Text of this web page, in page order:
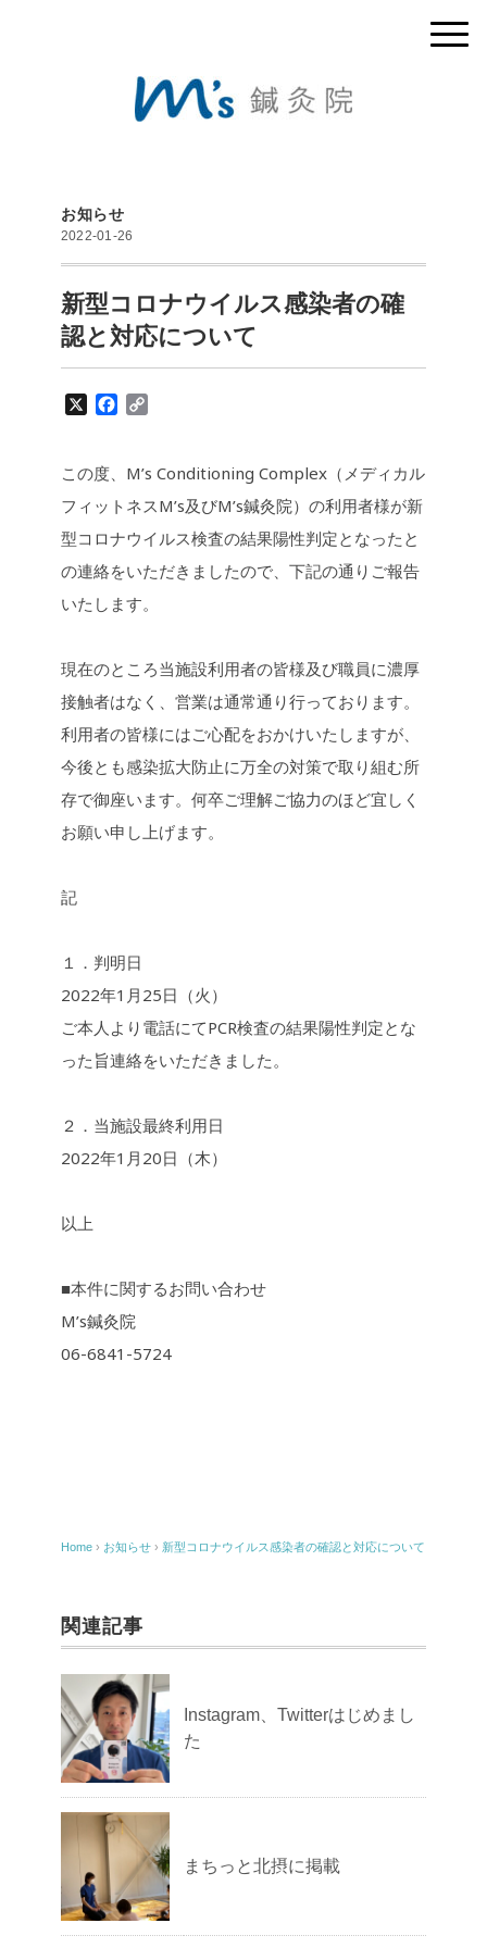
お知らせ
2022-01-26
新型コロナウイルス感染者の確
認と対応について
X
o
o
y
i
n
この度、M’s Conditioning Complex（メディカル
フィットネスM’s及びM’s鍼灸院）の利用者様が新
型コロナウイルス検査の結果陽性判定となったと
の連絡をいただきましたので、下記の通りご報告
いたします。
現在のところ当施設利用者の皆様及び職員に濃厚
接触者はなく、営業は通常通り行っております。
利用者の皆様にはご心配をおかけいたしますが、
今後とも感染拡大防止に万全の対策で取り組む所
存で御座います。何卒ご理解ご協力のほど宜しく
お願い申し上げます。
記
１．判明日
2022年1月25日（火）
ご本人より電話にてPCR検査の結果陽性判定とな
った旨連絡をいただきました。
２．当施設最終利用日
2022年1月20日（木）
以上
■本件に関するお問い合わせ
M’s鍼灸院
06-6841-5724
Home › お知らせ › 新型コロナウイルス感染者の確認と対応について
関連記事
Instagram、Twitterはじめまし
た
まちっと北摂に掲載